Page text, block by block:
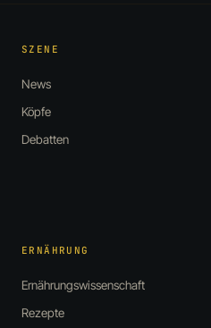
SZENE
News
Köpfe
Debatten
ERNÄHRUNG
Ernährungswissenschaft
Rezepte